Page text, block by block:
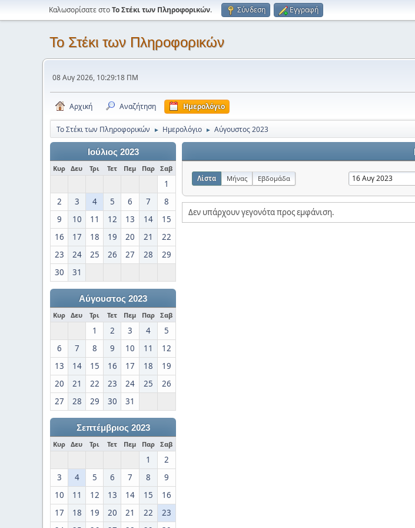
Καλωσορίσατε στοΤο Στέκι των Πληροφορικών. Σύνδεση Εγγραφή
Το Στέκι των Πληροφορικών
08 Αυγ 2026, 10:29:18 ΠΜ
Αρχική Αναζήτηση Ημερολόγιο
Το Στέκι των Πληροφορικών ► Ημερολόγιο ► Αύγουστος 2023
Ιούλιος 2023
Κυρ Δευ Τρι Τετ Πεμ Παρ Σαβ
1
2
3 4 5 6 7
8
9
10 11 12 13 14
15
16
17 18 19 20 21
22
23
24 25 26 27 28
29
30
31
Αύγουστος 2023
Κυρ Δευ Τρι Τετ Πεμ Παρ Σαβ
1 2 3 4
5
6
7 8 9 10 11
12
13
14 15 16 17 18
19
20
21 22 23 24 25
26
27
28 29 30 31
Σεπτέμβριος 2023
Κυρ Δευ Τρι Τετ Πεμ Παρ Σαβ
1
2
3
4 5 6 7 8
9
10
11 12 13 14 15
16
17
18 19 20 21 22
23
Λίστα Μήνας Εβδομάδα
Δεν υπάρχουν γεγονότα προς εμφάνιση.